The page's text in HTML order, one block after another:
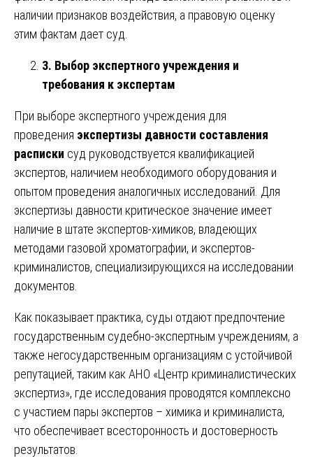
наличии признаков воздействия, а правовую оценку
этим фактам дает суд.
3. Выбор экспертного учреждения и
требования к экспертам
При выборе экспертного учреждения для
проведения экспертизы давности составления
расписки суд руководствуется квалификацией
экспертов, наличием необходимого оборудования и
опытом проведения аналогичных исследований. Для
экспертизы давности критическое значение имеет
наличие в штате экспертов-химиков, владеющих
методами газовой хроматографии, и экспертов-
криминалистов, специализирующихся на исследовании
документов.
Как показывает практика, суды отдают предпочтение
государственным судебно-экспертным учреждениям, а
также негосударственным организациям с устойчивой
репутацией, таким как АНО «Центр криминалистических
экспертиз», где исследования проводятся комплексно
с участием пары экспертов – химика и криминалиста,
что обеспечивает всесторонность и достоверность
результатов.